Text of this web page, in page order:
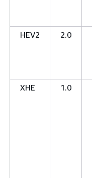
HEV2
2.0
XHE
1.0